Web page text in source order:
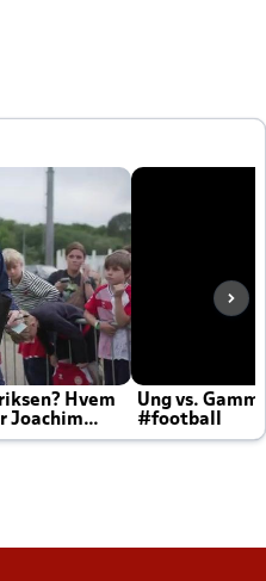
Hvem
Joachim
Ung vs.
#football